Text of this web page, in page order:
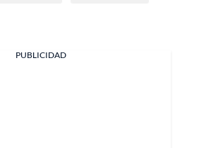
PUBLICIDAD